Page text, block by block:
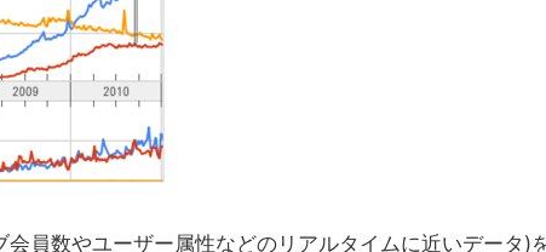
員数やユーザー属性などのリアルタイムに近いデータ)